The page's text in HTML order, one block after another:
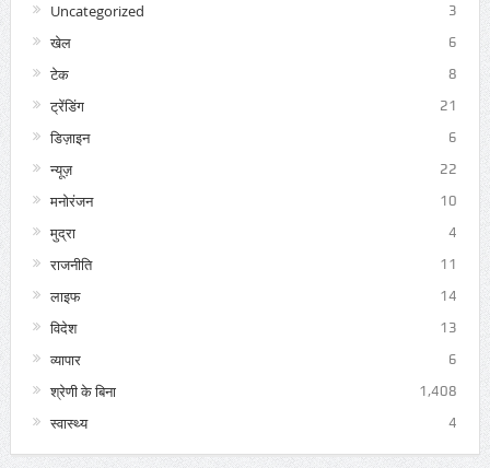
Uncategorized 3
खेल 6
टेक 8
ट्रेंडिंग 21
डिज़ाइन 6
न्यूज़ 22
मनोरंजन 10
मुद्रा 4
राजनीति 11
लाइफ 14
विदेश 13
व्यापार 6
श्रेणी के बिना 1,408
स्वास्थ्य 4